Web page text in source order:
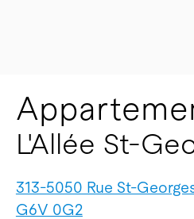
L'Allée St-
313-5050 Rue St-
G6V 0G2